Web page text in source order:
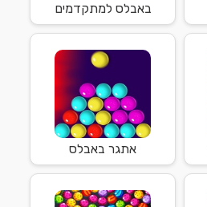
באבלס למתקדמים
אתגר באבלס